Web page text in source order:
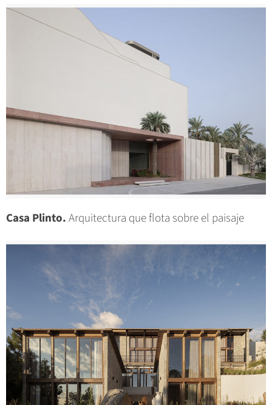
Casa Plinto.Arquitectura que flota sobre el paisaje